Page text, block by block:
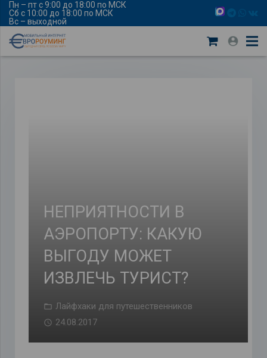
Пн – пт с 9:00 до 18:00 по МСК
Сб с 10:00 до 18:00 по МСК
Вс – выходной
НЕПРИЯТНОСТИ В
АЭРОПОРТУ: КАКУЮ
ВЫГОДУ МОЖЕТ
ИЗВЛЕЧЬ ТУРИСТ?
Лайфхаки для путешественников
24.08.2017